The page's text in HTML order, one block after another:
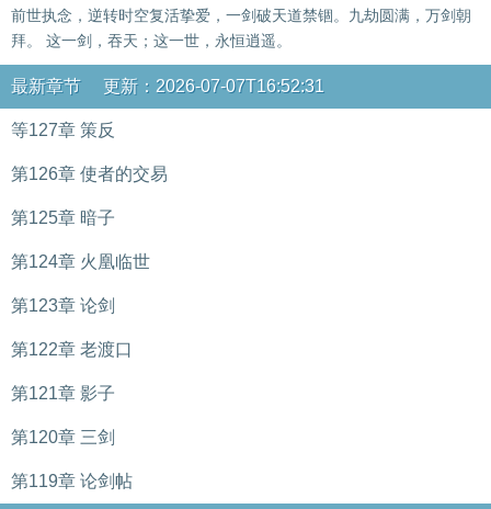
前世执念，逆转时空复活挚爱，一剑破天道禁锢。九劫圆满，万剑朝
拜。 这一剑，吞天；这一世，永恒逍遥。
最新章节 更新：2026-07-07T16:52:31
等127章 策反
第126章 使者的交易
第125章 暗子
第124章 火凰临世
第123章 论剑
第122章 老渡口
第121章 影子
第120章 三剑
第119章 论剑帖